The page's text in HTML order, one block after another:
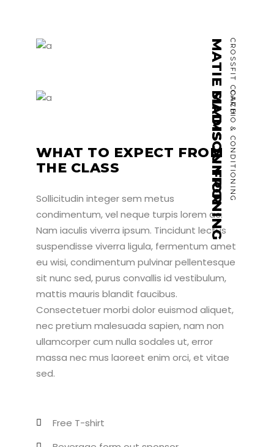
CROSSFIT COACH
MATIE SIMMS JUNIORCARDIO & CONDITIONING
MADISON FRONING
WHAT TO EXPECT FROM
THE CLASS
Sollicitudin integer sem metus
condimentum, vel neque turpis lorem ac.
Nam iaculis viverra ipsum. Tincidunt lectus
suspendisse viverra ligula, fermentum amet
eu wisi, condimentum pulvinar pellentesque
sit nunc sed, purus convallis id vestibulum,
mattis mauris blandit faucibus.
Consectetuer morbi dolor euismod aliquet,
nec pretium malesuada sapien, nam non
ullamcorper cum nulla sodales ut, error
massa nec mus laoreet enim orci, et vitae
sed.
Free T-shirt